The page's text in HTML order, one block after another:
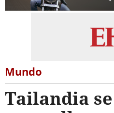
Mundo
Tailandia